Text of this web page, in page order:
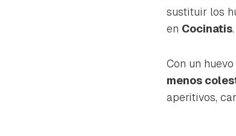
sustituir los
en Cocinatis.
Con un
menos
aperitivos,